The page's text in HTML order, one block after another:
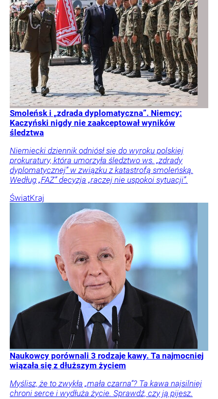
Smoleńsk i „zdrada dyplomatyczna”. Niemcy:
Kaczyński nigdy nie zaakceptował wyników
śledztwa
Niemiecki dziennik odniósł się do wyroku polskiej
prokuratury, która umorzyła śledztwo ws. „zdrady
dyplomatycznej” w związku z katastrofą smoleńską.
Według „FAZ” decyzja „raczej nie uspokoi sytuacji”.
ŚwiatKraj
Naukowcy porównali 3 rodzaje kawy. Ta najmocniej
wiązała się z dłuższym życiem
Myślisz, że to zwykła „mała czarna”? Ta kawa najsilniej
chroni serce i wydłuża życie. Sprawdź, czy ją pijesz.